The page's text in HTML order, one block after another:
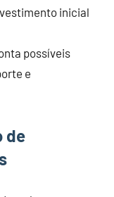
inicial
possíveis
e
de